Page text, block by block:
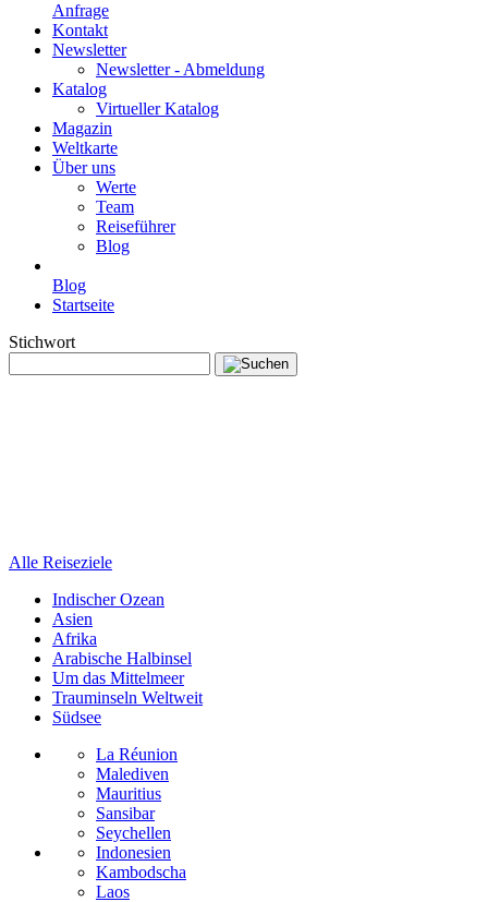
Anfrage
Kontakt
Newsletter
Newsletter - Abmeldung
Katalog
Virtueller Katalog
Magazin
Weltkarte
Über uns
Werte
Team
Reiseführer
Blog
Blog
Startseite
Stichwort
Alle Reiseziele
Indischer Ozean
Asien
Afrika
Arabische Halbinsel
Um das Mittelmeer
Trauminseln Weltweit
Südsee
La Réunion
Malediven
Mauritius
Sansibar
Seychellen
Indonesien
Kambodscha
Laos